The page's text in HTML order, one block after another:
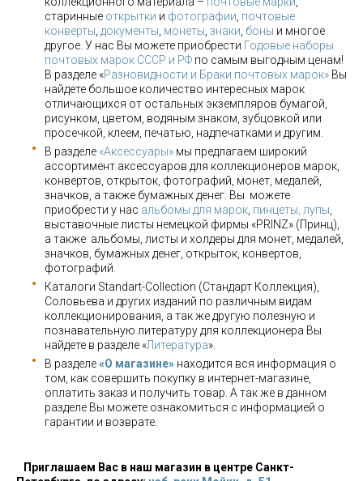
старинные открытки и фотографии почтовые
конверты документы монеты знаки боны и многое
другое. У нас Вы можете приобрести Годовые наборы
почтовых марок СССР и РФ по самым выгодным ценам!
В разделе «Разновидности и Браки почтовых марок» Вы
найдете большое количество интересных марок
отличающихся от остальных экземпляров бумагой,
рисунком, цветом, водяным знаком, зубцовкой или
просечкой, клеем, печатью, надпечатками и другим.
В разделе «Аксессуары» мы предлагаем широкий
ассортимент аксессуаров для коллекционеров марок,
конвертов, открыток, фотографий, монет, медалей,
значков, а также бумажных денег. Вы можете
приобрести у нас альбомы для марок пинцеты, лупы
выставочные листы немецкой фирмы «PRINZ» (Принц),
а также альбомы, листы и холдеры для монет, медалей,
значков, бумажных денег, открыток, конвертов,
фотографий.
Каталоги Standart-Collection (Стандарт Коллекция),
Соловьева и других изданий по различным видам
коллекционирования, а так же другую полезную и
познавательную литературу для коллекционера Вы
найдете в разделе «Литература».
В разделе«О магазине» находится вся информация о
том, как совершить покупку в интернет-магазине,
оплатить заказ и получить товар. А так же в данном
разделе Вы можете ознакомиться с информацией о
гарантии и возврате.
Приглашаем Вас в наш магазин в центре Санкт-